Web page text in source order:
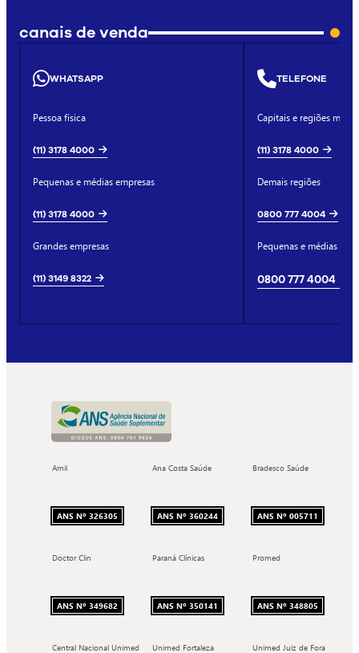
canais de venda
WHATSAPP
Pessoa física
(11) 3178 4000
Pequenas e médias empresas
(11) 3178 4000
Grandes empresas
(11) 3149 8322
TELEFONE
Capitais e regiões
(11) 3178 4000
Demais regiões
0800 777 4004
Pequenas e médias
0800 777 4004
Amil
ANS Nº 326305
Ana Costa Saúde
ANS Nº 360244
Bradesco Saúde
ANS Nº 005711
Doctor Clin
ANS Nº 349682
Paraná Clínicas
ANS Nº 350141
Promed
ANS Nº 348805
Central Nacional Unimed Unimed Fortaleza Unimed Juiz de Fora